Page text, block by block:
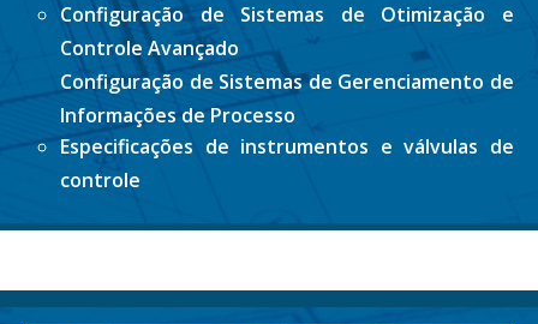
Configuração de Sistemas de Otimização e
Controle Avançado
Configuração de Sistemas de Gerenciamento de
Informações de Processo
Especificações de instrumentos e válvulas de
controle